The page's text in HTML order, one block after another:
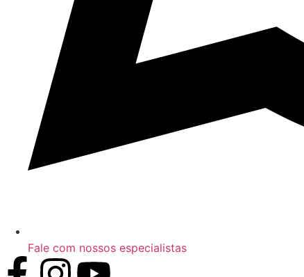
Fale com nossos especialistas